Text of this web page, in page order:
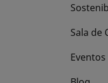
Sala de
Eventos